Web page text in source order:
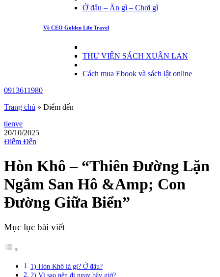
Ở đâu – Ăn gì – Chơi gì
Về CEO Golden Life Travel
THƯ VIỆN SÁCH XUÂN LAN
Cách mua Ebook và sách lật online
0913611980
Trang chủ » Điểm đến
tienve
20/10/2025
Điểm Đến
Hòn Khô – “Thiên Đường Lặn
Ngắm San Hô &Amp; Con
Đường Giữa Biển”
Mục lục bài viết
1) Hòn Khô là gì? Ở đâu?
2) Vì sao nên đi ngay bây giờ?